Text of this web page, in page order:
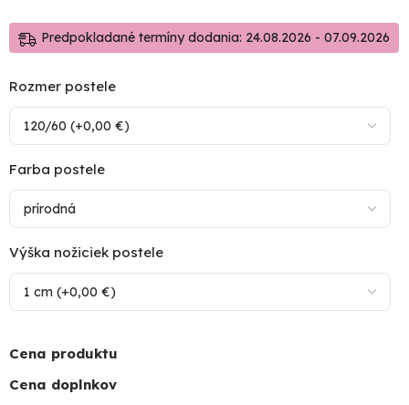
Predpokladané termíny dodania: 24.08.2026 - 07.09.2026
Rozmer postele
Farba postele
Výška nožiciek postele
Cena produktu
Cena doplnkov